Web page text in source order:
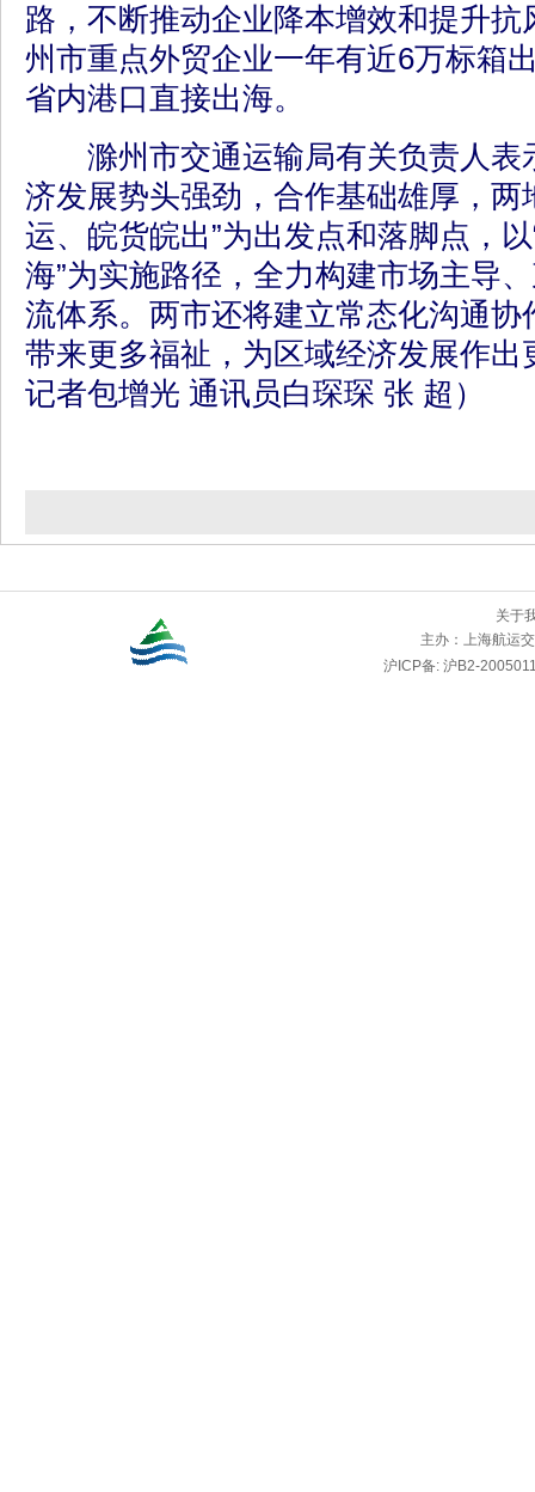
路，不断推动企业降本增效和提升
州市重点外贸企业一年有近6万标箱
省内港口直接出海。
滁州市交通运输局有关负责人表
济发展势头强劲，合作基础雄厚，两
运、皖货皖出”为出发点和落脚点，
海”为实施路径，全力构建市场主导
流体系。两市还将建立常态化沟通协
带来更多福祉，为区域经济发展作出
记者包增光 通讯员白琛琛 张 超）
关于
主办： 上海航运
沪ICP备: 沪B2-